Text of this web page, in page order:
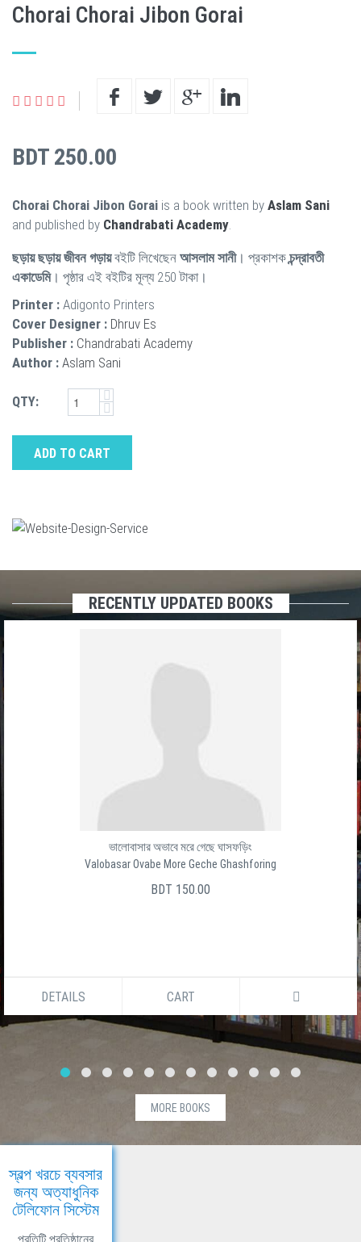
Chorai Chorai Jibon Gorai
BDT 250.00
Chorai Chorai Jibon Gorai is a book written by Aslam Sani
and published by Chandrabati Academy
ছড়ায় ছড়ায় জীবন গড়ায়বইটি লিখেছেন আসলাম সানী। প্রকাশকচন্দ্রাবতী
একাডেমি। পৃষ্ঠার এই বইটির মূল্য 250 টাকা।
Printer : Adigonto Printers
Cover Designer : Dhruv Es
Publisher : Chandrabati Academy
Author : Aslam Sani
QTY:
ADD TO CART
RECENTLY UPDATED BOOKS
ভালোবাসার অভাবে মরে গেছে ঘাসফড়িং
Valobasar Ovabe More Geche Ghashforing
BDT 150.00
DETAILS CART
MORE BOOKS
স্বল্প খরচে ব্যবসার
জন্য অত্যাধুনিক
টেলিফোন সিস্টেম